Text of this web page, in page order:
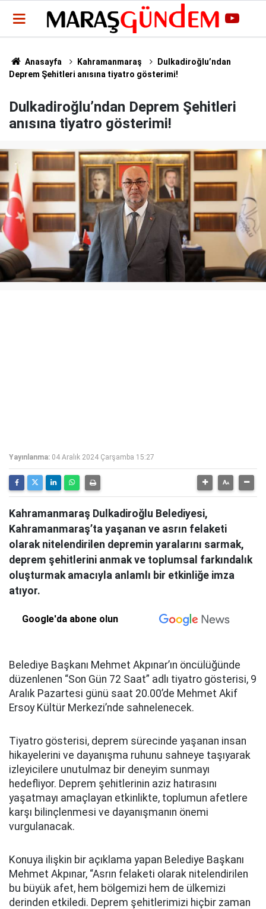
Anasayfa Kahramanmaraş
Dulkadiroğlu’ndan
Deprem Şehitleri anısına tiyatro gösterimi!
Dulkadiroğlu’ndan Deprem Şehitleri
anısına tiyatro gösterimi!
Yayınlanma: 04 Aralık 2024 Çarşamba 15:27
Kahramanmaraş Dulkadiroğlu Belediyesi,
Kahramanmaraş’ta yaşanan ve asrın felaketi
olarak nitelendirilen depremin yaralarını sarmak,
deprem şehitlerini anmak ve toplumsal farkındalık
oluşturmak amacıyla anlamlı bir etkinliğe imza
atıyor.
Google'da abone olun
Belediye Başkanı Mehmet Akpınar’ın öncülüğünde
düzenlenen “Son Gün 72 Saat” adlı tiyatro gösterisi, 9
Aralık Pazartesi günü saat 20.00’de Mehmet Akif
Ersoy Kültür Merkezi’nde sahnelenecek.
Tiyatro gösterisi, deprem sürecinde yaşanan insan
hikayelerini ve dayanışma ruhunu sahneye taşıyarak
izleyicilere unutulmaz bir deneyim sunmayı
hedefliyor. Deprem şehitlerinin aziz hatırasını
yaşatmayı amaçlayan etkinlikte, toplumun afetlere
karşı bilinçlenmesi ve dayanışmanın önemi
vurgulanacak.
Konuya ilişkin bir açıklama yapan Belediye Başkanı
Mehmet Akpınar, “Asrın felaketi olarak nitelendirilen
bu büyük afet, hem bölgemizi hem de ülkemizi
derinden etkiledi. Deprem şehitlerimizi hiçbir zaman